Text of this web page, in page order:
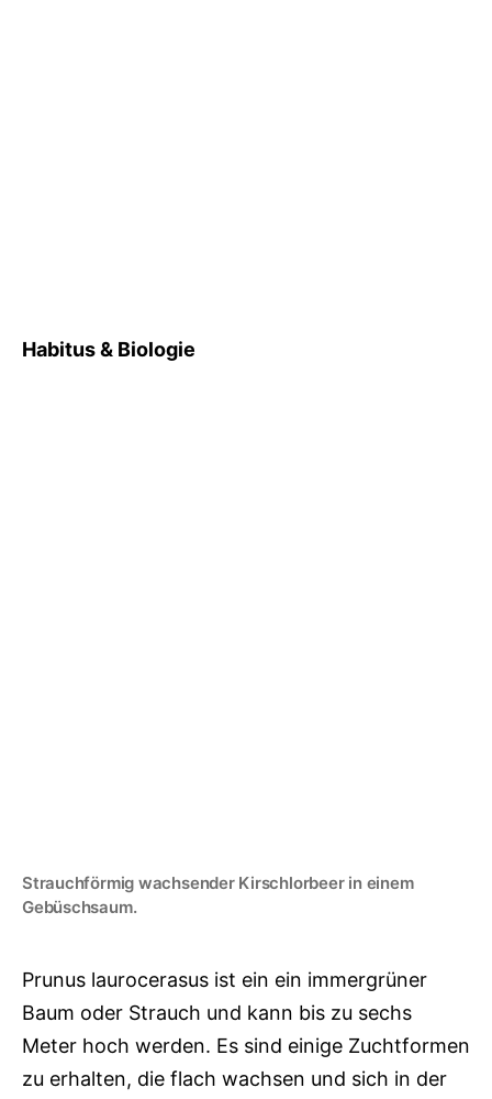
Habitus & Biologie
Strauchförmig wachsender Kirschlorbeer in einem
Gebüschsaum.
Prunus laurocerasus ist ein ein immergrüner
Baum oder Strauch und kann bis zu sechs
Meter hoch werden. Es sind einige Zuchtformen
zu erhalten, die flach wachsen und sich in der